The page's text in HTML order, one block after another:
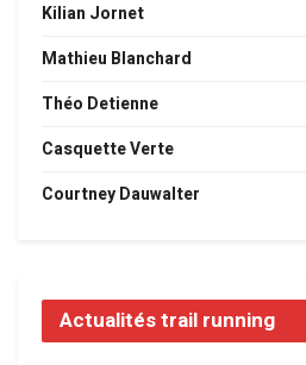
Kilian Jornet
Mathieu Blanchard
Théo Detienne
Casquette Verte
Courtney Dauwalter
Actualités trail running